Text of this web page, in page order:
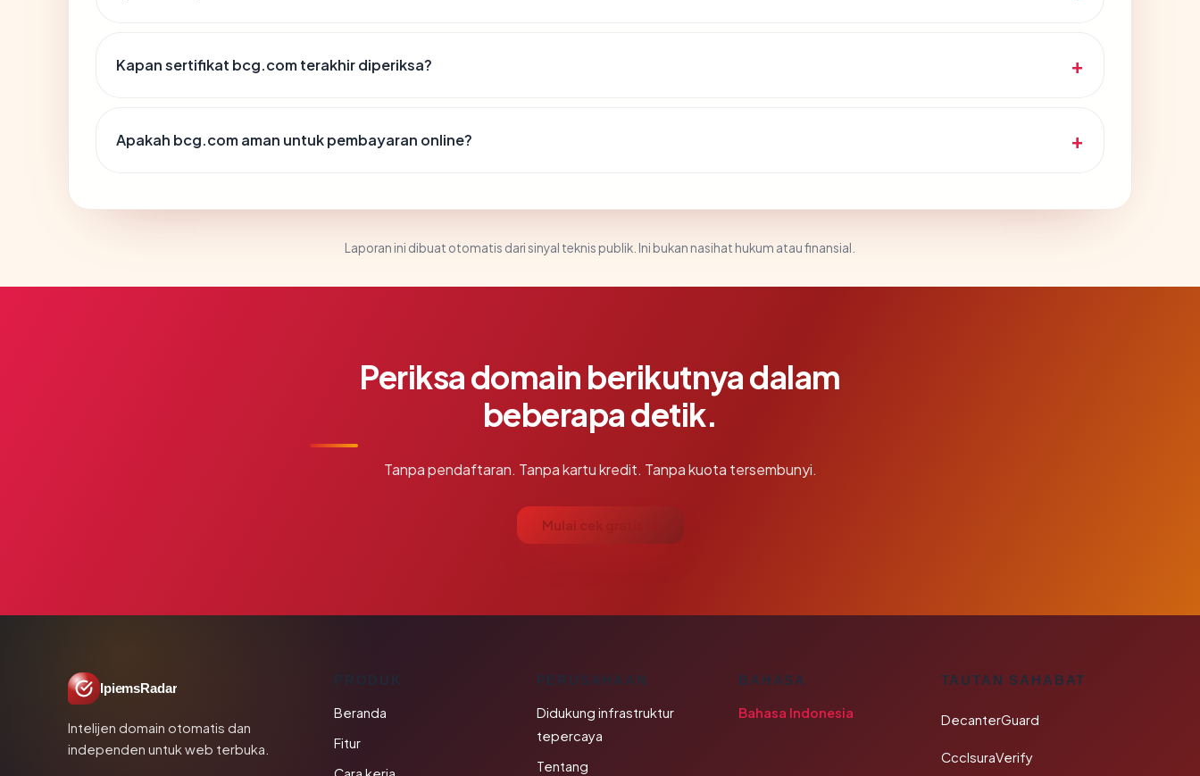
Kapan sertifikat bcg.com terakhir diperiksa?
Apakah bcg.com aman untuk pembayaran online?
Laporan ini dibuat otomatis dari sinyal teknis publik. Ini bukan nasihat hukum atau finansial.
Periksa domain berikutnya dalam
beberapa detik.
Tanpa pendaftaran. Tanpa kartu kredit. Tanpa kuota tersembunyi.
Mulai cek gratis →
IpiemsRadar
Intelijen domain otomatis dan
independen untuk web terbuka.
Beranda
Fitur
PERUSAHAAN
Didukung infrastruktur
tepercaya
Tentang
BAHASA
Bahasa Indonesia
TAUTAN SAHABAT
DecanterGuard
CcclsuraVerify